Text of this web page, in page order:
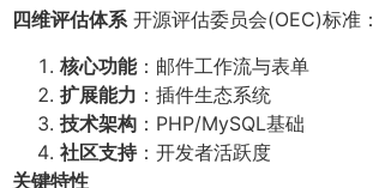
四维评估体系开源评估委员会(OEC)标准：
核心功能：邮件工作流与表单
扩展能力 ：插件生态系统
技术架构 ：PHP/MySQL基础
社区支持：开发者活跃度
关键特性